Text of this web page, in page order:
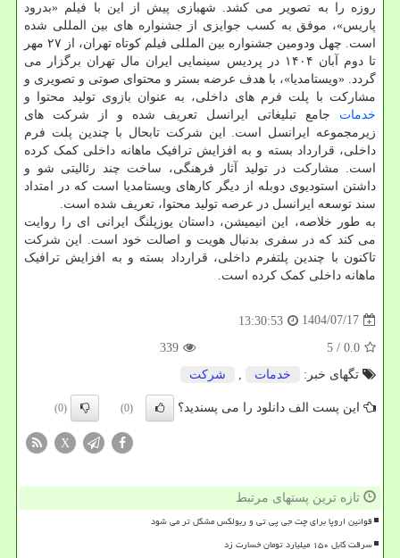
روزه را به تصویر می کشد. شهبازی پیش از این با فیلم «بدرود
پاریس»، موفق به کسب جوایزی از جشنواره های بین المللی شده
است. چهل ودومین جشنواره بین المللی فیلم کوتاه تهران، از ۲۷ مهر
تا دوم آبان ۱۴۰۴ در پردیس سینمایی ایران مال تهران برگزار می
گردد. «ویستامدیا»، با هدف عرضه بستر و محتوای صوتی و تصویری و
مشارکت با پلت فرم های داخلی، به عنوان بازوی تولید محتوا و
خدمات جامع تبلیغاتی ایرانسل تعریف شده و از شرکت های
زیرمجموعه ایرانسل است. این شرکت تابحال با چندین پلت فرم
داخلی، قرارداد بسته و به افزایش ترافیک ماهانه داخلی کمک کرده
است. مشارکت در تولید آثار فرهنگی، ساخت چند رئالیتی شو و
داشتن استودیوی دوبله از دیگر کارهای ویستامدیا است که در امتداد
سند توسعه ایرانسل در عرصه تولید محتوا، تعریف شده است.
به طور خلاصه، این انیمیشن، داستان یوزپلنگ ایرانی ای را روایت
می کند که در سفری بدنبال هویت و اصالت خود است. این شرکت
تاکنون با چندین پلتفرم داخلی، قرارداد بسته و به افزایش ترافیک
ماهانه داخلی کمک کرده است.
1404/07/17
13:30:53
0.0
/ 5
339
تگهای خبر:
خدمات , شركت
این پست الف دانلود را می پسندید؟ (0)
(0)
X
تازه ترین پستهای مرتبط
قوانین اروپا برای چت جی پی تی و ربولکس مشکل تر می شود
سرقت کابل ۱۵۰ میلیارد تومان خسارت زد